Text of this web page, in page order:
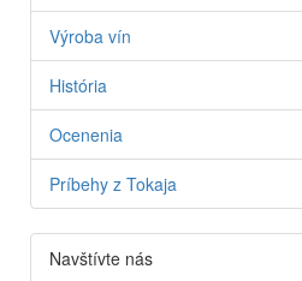
Výroba vín
História
Ocenenia
Príbehy z Tokaja
Navštívte nás